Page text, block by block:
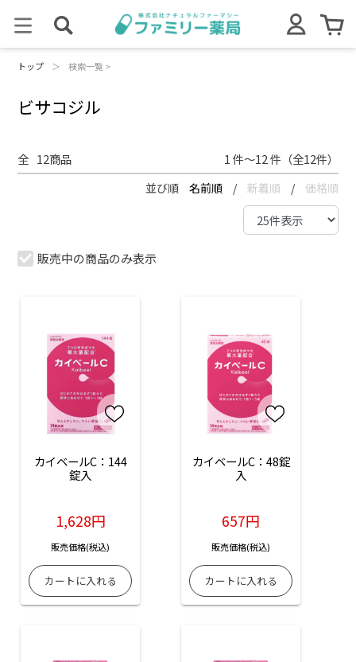
トップ ＞ 検索一覧 >
ビサコジル
全 12商品 1 件～12 件（全12件）
並び順 名前順 / 新着順 / 価格順
販売中の商品のみ表示
カイベールC：144
錠入
1,628円
販売価格(税込)
カイベールC：48錠
入
657円
販売価格(税込)